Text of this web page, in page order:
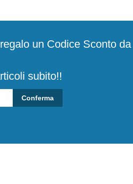
un Codice Sconto da
subito!!
Conferma